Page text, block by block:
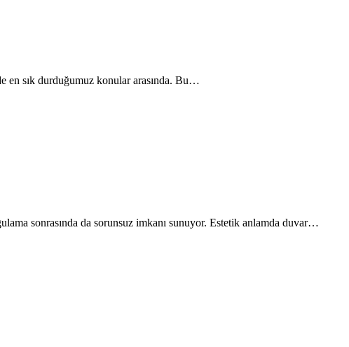
en sık durduğumuz konular arasında. Bu…
sonrasında da sorunsuz imkanı sunuyor. Estetik anlamda duvar…